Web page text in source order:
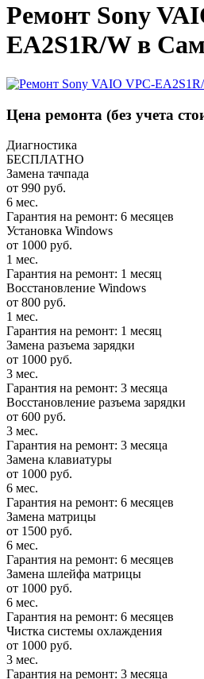
Ремонт Sony
EA2S1R/W в
Цена ремонта (без учета
Диагностика
БЕСПЛАТНО
Замена тачпада
от 990 руб.
6 мес.
Гарантия на ремонт: 6 месяцев
Установка Windows
от 1000 руб.
1 мес.
Гарантия на ремонт: 1 месяц
Восстановление Windows
от 800 руб.
1 мес.
Гарантия на ремонт: 1 месяц
Замена разъема зарядки
от 1000 руб.
3 мес.
Гарантия на ремонт: 3 месяца
Восстановление разъема зарядки
от 600 руб.
3 мес.
Гарантия на ремонт: 3 месяца
Замена клавиатуры
от 1000 руб.
6 мес.
Гарантия на ремонт: 6 месяцев
Замена матрицы
от 1500 руб.
6 мес.
Гарантия на ремонт: 6 месяцев
Замена шлейфа матрицы
от 1000 руб.
6 мес.
Гарантия на ремонт: 6 месяцев
Чистка системы охлаждения
от 1000 руб.
3 мес.
Гарантия на ремонт: 3 месяца